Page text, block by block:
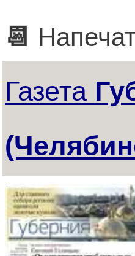
📆
Газета